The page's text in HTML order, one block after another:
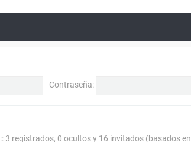
Contraseña:
3 registrados, 0 ocultos y 16 invitados (basados